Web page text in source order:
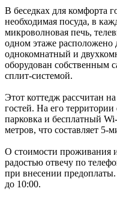
В беседках для комфорта
необходимая посуда, в
микроволновая печь,
одном этаже расположено
однокомнатный и
оборудован собственным
сплит-системой.
Этот коттедж рассчитан
гостей. На его территории
парковка и бесплатный
метров, что составляет
О стоимости проживания
радостью отвечу по
при внесении
до 10:00.